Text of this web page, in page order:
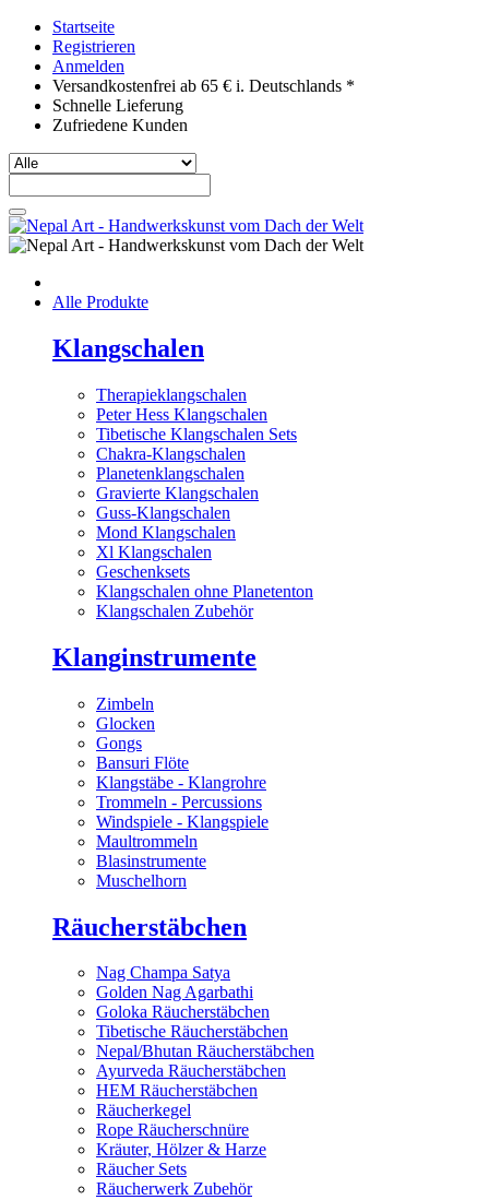
Startseite
Registrieren
Anmelden
Versandkostenfrei ab 65 € i. Deutschlands *
Schnelle Lieferung
Zufriedene Kunden
Alle Produkte
Klangschalen
Therapieklangschalen
Peter Hess Klangschalen
Tibetische Klangschalen Sets
Chakra-Klangschalen
Planetenklangschalen
Gravierte Klangschalen
Guss-Klangschalen
Mond Klangschalen
Xl Klangschalen
Geschenksets
Klangschalen ohne Planetenton
Klangschalen Zubehör
Klanginstrumente
Zimbeln
Glocken
Gongs
Bansuri Flöte
Klangstäbe - Klangrohre
Trommeln - Percussions
Windspiele - Klangspiele
Maultrommeln
Blasinstrumente
Muschelhorn
Räucherstäbchen
Nag Champa Satya
Golden Nag Agarbathi
Goloka Räucherstäbchen
Tibetische Räucherstäbchen
Nepal/Bhutan Räucherstäbchen
Ayurveda Räucherstäbchen
HEM Räucherstäbchen
Räucherkegel
Rope Räucherschnüre
Kräuter, Hölzer & Harze
Räucher Sets
Räucherwerk Zubehör